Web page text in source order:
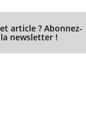
article ? Abonnez-
newsletter !